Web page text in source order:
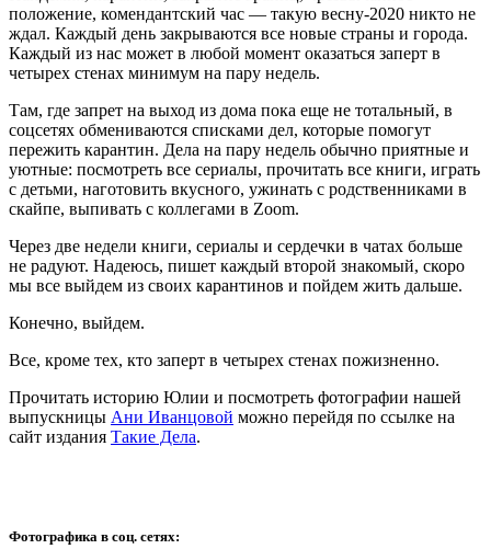
положение, комендантский час — такую весну-2020 никто не
ждал. Каждый день закрываются все новые страны и города.
Каждый из нас может в любой момент оказаться заперт в
четырех стенах минимум на пару недель.
Там, где запрет на выход из дома пока еще не тотальный, в
соцсетях обмениваются списками дел, которые помогут
пережить карантин. Дела на пару недель обычно приятные и
уютные: посмотреть все сериалы, прочитать все книги, играть
с детьми, наготовить вкусного, ужинать с родственниками в
скайпе, выпивать с коллегами в Zoom.
Через две недели книги, сериалы и сердечки в чатах больше
не радуют. Надеюсь, пишет каждый второй знакомый, скоро
мы все выйдем из своих карантинов и пойдем жить дальше.
Конечно, выйдем.
Все, кроме тех, кто заперт в четырех стенах пожизненно.
Прочитать историю Юлии и посмотреть фотографии нашей
выпускницы Ани Иванцовой можно перейдя по ссылке на
сайт издания Такие Дела.
Фотографика в соц. сетях: